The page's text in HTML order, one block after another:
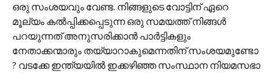
ഒരു സംശയവും വേണ്ട. നിങ്ങളുടെ വോട്ടിന് ഏറെ
മൂല്യം കൽ‌പ്പിക്കപ്പെടുന്ന ഒരു സമയത്ത് നിങ്ങൾ
പറയുന്നത് അനുസരിക്കാൻ പാർട്ടികളും
നേതാക്കന്മാരും തയ്യാറാകുമെന്നതിന് സംശയമുണ്ടോ
? വടക്കേ ഇന്ത്യയിൽ ഇക്കഴിഞ്ഞ സംസ്ഥാന നിയമസഭാ